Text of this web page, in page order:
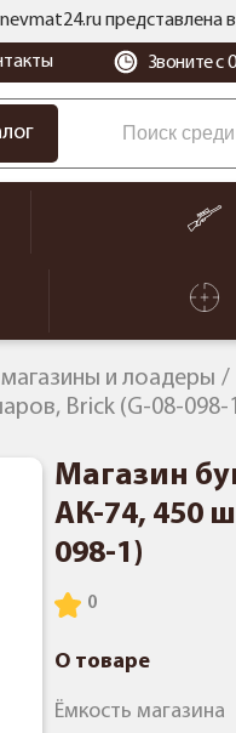
Звоните с
и лоадеры
Brick (G-08-098-
Магазин
АК-74, 450
098-1)
О товаре
Ёмкость магазина